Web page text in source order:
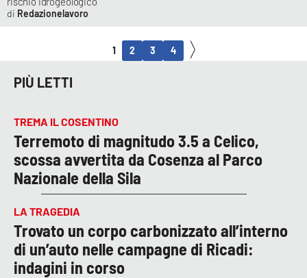
Redazionelavoro
1 2 3 4
PIÙ LETTI
TREMA IL COSENTINO
Terremoto di magnitudo 3.5 a Celico,
scossa avvertita da Cosenza al Parco
Nazionale della Sila
LA TRAGEDIA
Trovato un corpo carbonizzato all’interno
di un’auto nelle campagne di Ricadi:
indagini in corso